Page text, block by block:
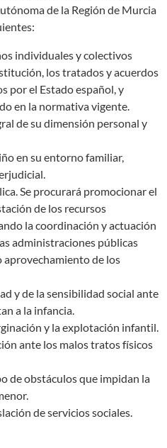
de la Región de Murcia
individuales y colectivos
los tratados y acuerdos
por el Estado español, y
en la normativa vigente.
de su dimensión personal y
en su entorno familiar,
Se procurará promocionar el
de los recursos
la coordinación y actuación
administraciones públicas
de los
y de la sensibilidad social ante
a la infancia.
y la explotación infantil.
ante los malos tratos físicos
de obstáculos que impidan la
de servicios sociales.